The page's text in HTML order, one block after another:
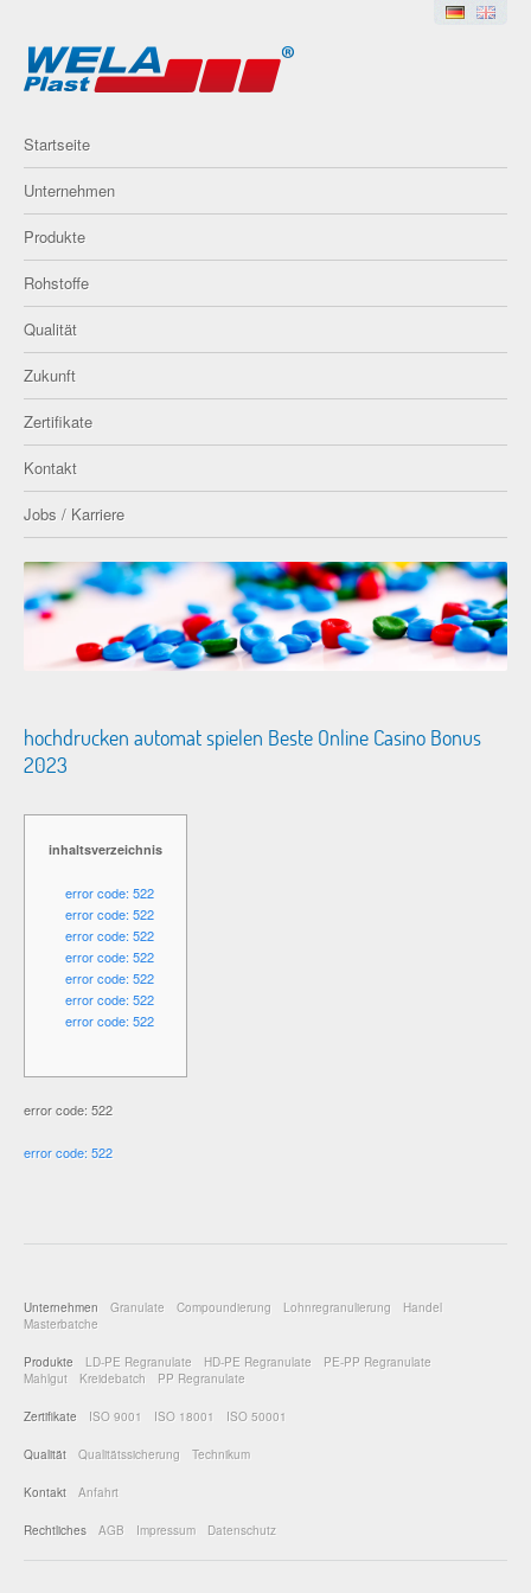
Startseite
Unternehmen
Produkte
Rohstoffe
Qualität
Zukunft
Zertifikate
Kontakt
Jobs / Karriere
hochdrucken automat spielen Beste Online Casino Bonus
2023
inhaltsverzeichnis
error code: 522
error code: 522
error code: 522
error code: 522
error code: 522
error code: 522
error code: 522
error code: 522
error code: 522
Unternehmen Granulate Compoundierung Lohnregranulierung
Handel
Masterbatche
Produkte LD-PE Regranulate HD-PE Regranulate
PE-PP Regranulate
Mahlgut
Kreidebatch PP Regranulate
Zertifikate ISO 9001 ISO 18001 ISO 50001
Qualität Qualitätssicherung Technikum
Kontakt Anfahrt
Rechtliches AGB Impressum Datenschutz